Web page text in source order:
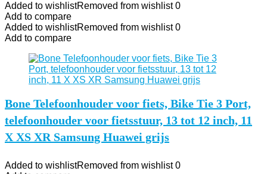
Added to wishlistRemoved from wishlist 0
Add to compare
Added to wishlistRemoved from wishlist 0
Add to compare
Bone Telefoonhouder voor fiets, Bike Tie 3 Port,
telefoonhouder voor fietsstuur, 13 tot 12 inch, 11
X XS XR Samsung Huawei grijs
Added to wishlistRemoved from wishlist 0